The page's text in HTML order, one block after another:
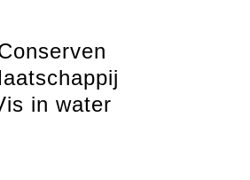
in water